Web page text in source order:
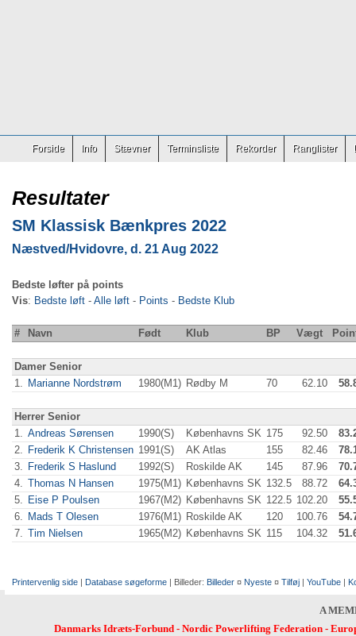
Forside Info Stævner Terminsliste Rekorder Ranglister
Resultater
SM Klassisk Bænkpres 2022
Næstved/Hvidovre, d. 21 Aug 2022
Bedste løfter på points
Vis: Bedste løft - Alle løft - Points - Bedste Klub
# Navn Født Klub BP Vægt
Damer Senior
1. Marianne Nordstrøm 1980(M1) Rødby M 70 62.10
Herrer Senior
1. Andreas Sørensen 1990(S) Københavns SK 175 92.50
2. Frederik K Christensen 1991(S) AK Atlas 155 82.46
3. Frederik S Haslund 1992(S) Roskilde AK 145 87.96
4. Thomas N Hansen 1975(M1) Københavns SK 132.5 88.72
5. Eise P Poulsen 1967(M2) Københavns SK 122.5 102.20
6. Mads T Olesen 1976(M1) Roskilde AK 120 100.76
7. Tim Nielsen 1965(M2) Københavns SK 115 104.32
Printervenlig side | Database søgeforme | Billeder: Billeder ¤ Nyeste ¤ Tilføj | YouTube |
A
Danmarks Idræts-Forbund- Nordic Powerlifting Federation-